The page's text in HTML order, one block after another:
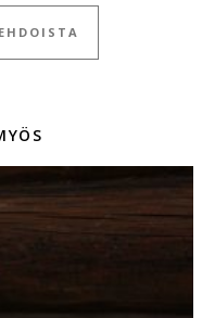
Tällä tuotteella